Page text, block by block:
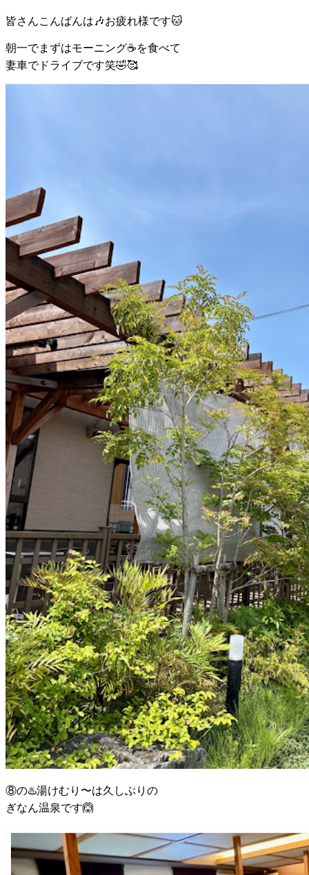
皆さんこんばんは🎶お疲れ様です🐱
朝一でまずはモーニング☕️を食べて
妻車でドライブです笑🤣🥰
⑧の♨️湯けむり〜は久しぶりの
ぎなん温泉です🙆